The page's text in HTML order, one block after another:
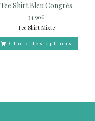
Tee Shirt Bleu Congrès
34,90€
Tee Shirt Mixte
Choix des options